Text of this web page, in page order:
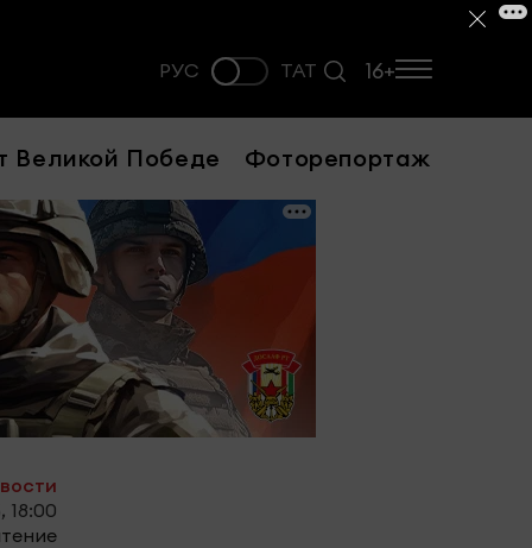
РУС ТАТ 16+
Великой Победе Фоторепортаж
18:00